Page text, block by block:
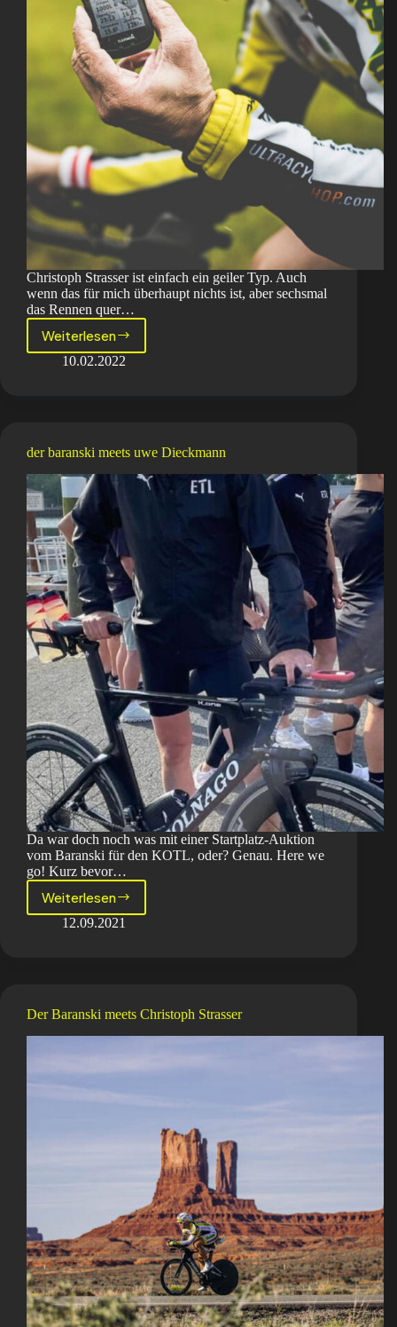
Christoph Strasser ist einfach ein geiler Typ. Auch
wenn das für mich überhaupt nichts ist, aber sechsmal
das Rennen quer…
Weiterlesen
Ein
Tausender
einem
buch.
#jawui
10.02.2022
der baranski meets uwe Dieckmann
Da war doch noch was mit einer Startplatz-Auktion
vom Baranski für den KOTL, oder? Genau. Here we
go! Kurz bevor…
Weiterlesen
der
baranski
12.09.2021
Der Baranski meets Christoph Strasser